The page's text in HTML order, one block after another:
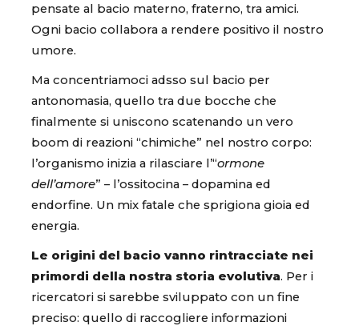
pensate al bacio materno, fraterno, tra amici.
Ogni bacio collabora a rendere positivo il nostro
umore.
Ma concentriamoci adsso sul bacio per
antonomasia, quello tra due bocche che
finalmente si uniscono scatenando un vero
boom di reazioni “chimiche” nel nostro corpo:
l’organismo inizia a rilasciare l’“ormone
dell’amore” – l’ossitocina – dopamina ed
endorfine. Un mix fatale che sprigiona gioia ed
energia.
Le origini del bacio vanno rintracciate nei
primordi della nostra storia evolutiva. Per i
ricercatori si sarebbe sviluppato con un fine
preciso: quello di raccogliere informazioni